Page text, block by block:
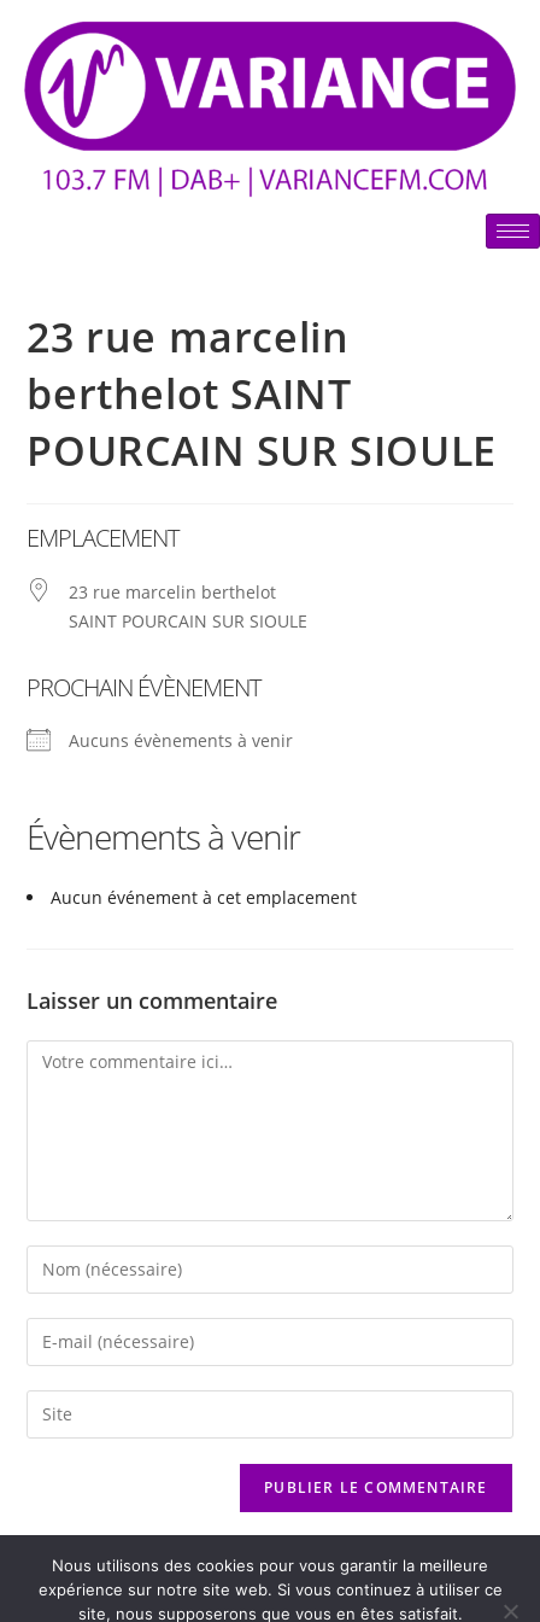
23 rue marcelin
berthelot SAINT
POURCAIN SUR SIOULE
EMPLACEMENT
23 rue marcelin berthelot
SAINT POURCAIN SUR SIOULE
PROCHAIN ÉVÈNEMENT
Aucuns évènements à venir
Évènements à venir
Aucun événement à cet emplacement
Laisser un commentaire
Nous utilisons des cookies pour vous garantir la meilleure
expérience sur notre site web. Si vous continuez à utiliser ce
site, nous supposerons que vous en êtes satisfait.